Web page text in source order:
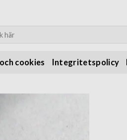
cookies Integritetspolicy